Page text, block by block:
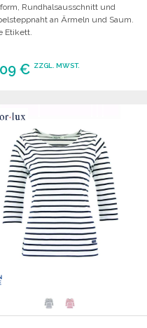
Rundhalsausschnitt und
an Ärmeln und Saum.
Etikett.
€ ZZGL. MWST.
Angebot anfordern